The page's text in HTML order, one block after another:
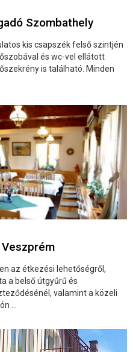
Szombathely
kis csapszék felső szintjén
és wc-vel ellátott
is található. Minden
az étkezési lehetőségről,
a belső útgyűrű és
valamint a közeli
...